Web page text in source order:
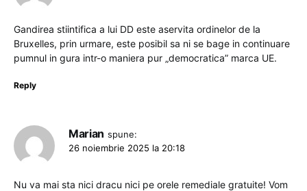
Gandirea stiintifica a lui DD este aservita ordinelor de la
Bruxelles, prin urmare, este posibil sa ni se bage in continuare
pumnul in gura intr-o maniera pur „democratica” marca UE.
Reply
Marian spune:
26 noiembrie 2025 la 20:18
Nu va mai sta nici dracu nici pe orele remediale gratuite! Vom